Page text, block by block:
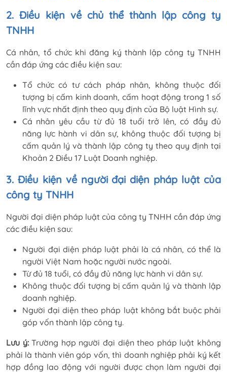
2. Điều kiện về chủ thể thành lập công ty
TNHH
Cá nhân, tổ chức khi đăng ký thành lập công ty TNHH
cần đáp ứng các điều kiện sau:
Tổ chức có tư cách pháp nhân, không thuộc đối
tượng bị cấm kinh doanh, cấm hoạt động trong 1 số
lĩnh vực nhất định theo quy định của Bộ luật Hình sự.
Cá nhân yêu cầu từ đủ 18 tuổi trở lên, có đầy đủ
năng lực hành vi dân sự, không thuộc đối tượng bị
cấm quản lý và thành lập công ty theo quy định tại
Khoản 2 Điều 17 Luật Doanh nghiệp.
3. Điều kiện về người đại diện pháp luật của
công ty TNHH
Người đại diện pháp luật của công ty TNHH cần đáp ứng
các điều kiện sau:
Người đại diện pháp luật phải là cá nhân, có thể là
người Việt Nam hoặc người nước ngoài.
Từ đủ 18 tuổi, có đầy đủ năng lực hành vi dân sự.
Không thuộc đối tượng bị cấm quản lý và thành lập
doanh nghiệp.
Người đại diện theo pháp luật không bắt buộc phải
góp vốn thành lập công ty.
Lưu ý:Trường hợp người đại diện theo pháp luật không
phải là thành viên góp vốn, thì doanh nghiệp phải ký kết
hợp đồng lao động với người được chọn làm người đại